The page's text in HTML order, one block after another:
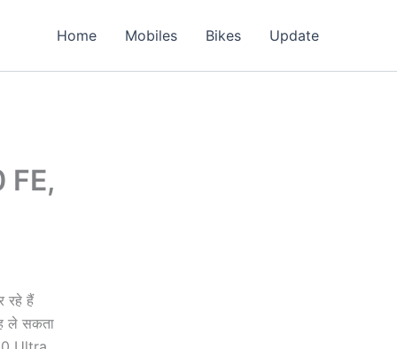
Home Mobiles Bikes Update
FE,
रहे हैं
ले सकता